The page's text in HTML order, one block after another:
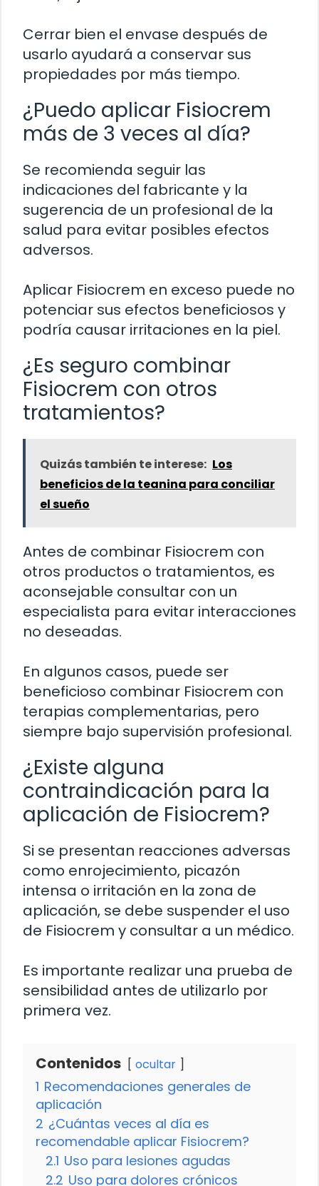
Cerrar bien el envase después de
usarlo ayudará a conservar sus
propiedades por más tiempo.
¿Puedo aplicar Fisiocrem
más de 3 veces al día?
Se recomienda seguir las
indicaciones del fabricante y la
sugerencia de un profesional de la
salud para evitar posibles efectos
adversos.
Aplicar Fisiocrem en exceso puede no
potenciar sus efectos beneficiosos y
podría causar irritaciones en la piel.
¿Es seguro combinar
Fisiocrem con otros
tratamientos?
Quizás también te interese: Los
beneficios de la teanina para conciliar
el sueño
Antes de combinar Fisiocrem con
otros productos o tratamientos, es
aconsejable consultar con un
especialista para evitar interacciones
no deseadas.
En algunos casos, puede ser
beneficioso combinar Fisiocrem con
terapias complementarias, pero
siempre bajo supervisión profesional.
¿Existe alguna
contraindicación para la
aplicación de Fisiocrem?
Si se presentan reacciones adversas
como enrojecimiento, picazón
intensa o irritación en la zona de
aplicación, se debe suspender el uso
de Fisiocrem y consultar a un médico.
Es importante realizar una prueba de
sensibilidad antes de utilizarlo por
primera vez.
Contenidos ocultar
1 Recomendaciones generales de
aplicación
2 ¿Cuántas veces al día es
recomendable aplicar Fisiocrem?
2.1 Uso para lesiones agudas
2.2 Uso para dolores crónicos